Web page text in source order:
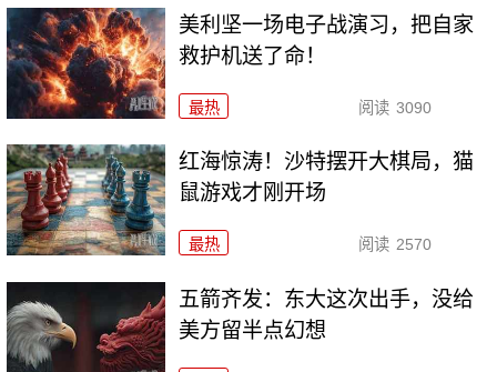
美利坚一场电子战演习，把自家
救护机送了命！
最热 阅读 3090
红海惊涛！沙特摆开大棋局，猫
鼠游戏才刚开场
最热 阅读 2570
五箭齐发：东大这次出手，没给
美方留半点幻想